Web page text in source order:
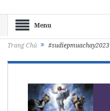
Menu
Trang Chủ #sudiepmuachay2023